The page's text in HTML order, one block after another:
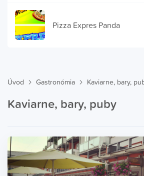
Pizza Expres Panda
Úvod Gastronómia Kaviarne, bary,
Kaviarne, bary, puby